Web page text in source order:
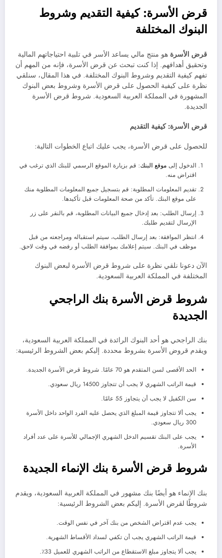
قرض الأسرة: كيفية التقديم وشروط
البنوك المختلفة
قرض الأسرة هو منتج مالي يساعد الأسر في تلبية احتياجاتهم المالية
وتحقيق أهدافهم. إذا كنت تبحث عن قرض الأسرة، فإنه من المهم أن
تفهم كيفية التقديم وشروط البنوك المختلفة. في هذا المقال، سنلقي
نظرة على كيفية الحصول على قرض الأسرة وشروط بعض البنوك
المشهورة في المملكة العربية السعودية. شروط قرض الأسرة
الجديدة.
قرض الأسرة: كيفية التقديم
للحصول على قرض الأسرة، يجب عليك اتباع الخطوات التالية:
الدخول إلى موقع البنك: قم بزيارة الموقع الرسمي للبنك الذي ترغب في
اقتراض منه.
تقديم المعلومات المطلوبة: قم بتسجيل جميع المعلومات المطلوبة منك
على موقع البنك. تأكد من صحة المعلومات قبل تأكيدها.
إرسال الطلب: بعد إدخال جميع البيانات المطلوبة، قم بالنقر على زر
الإرسال لتقديم طلبك.
انتظر الموافقة: بعد إرسال الطلب، سيتم استقباله ومراجعته من قبل
موظف في البنك. سيتم إعلامك بموافقة الطلب أو رفضه في وقت لاحق.
الآن دعونا نلقي نظرة على شروط قرض الأسرة لبعض البنوك
المختلفة في المملكة العربية السعودية.
شروط قرض الأسرة بنك الراجحي
الجديدة
بنك الراجحي هو أحد البنوك الرائدة في المملكة العربية السعودية،
ويقدم قروض الأسرة بشروط محددة. إليكم بعض الشروط الرئيسية:
الحد الأقصى لسن المتقدم هو 70 عامًا. شروط قرض الأسرة الجديدة.
قيمة الراتب الشهري لا يجب أن تتجاوز 14500 ريال سعودي.
سن الكفيل لا يجب أن يتجاوز 55 عامًا.
يجب ألا تتجاوز قيمة المبلغ الذي يحصل عليه الفرد الواحد داخل الأسرة
300 ريال سعودي.
يجب على البنك تقسيم الدخل الشهري الإجمالي للأسرة على عدد أفراد
الأسرة.
شروط قرض الأسرة بنك الإنماء الجديدة
بنك الإنماء هو أيضًا بنك مشهور في المملكة العربية السعودية، ويقدم
شروطًا لقرض الأسرة. إليكم بعض الشروط الرئيسية:
يجب عدم اقتراض الشخص من بنك آخر في نفس الوقت.
قيمة الراتب الشهري يجب أن تكفي لسداد الأقساط الشهرية.
يجب ألا يتجاوز مبلغ الاستقطاع من الراتب الشهري للعميل 33٪.